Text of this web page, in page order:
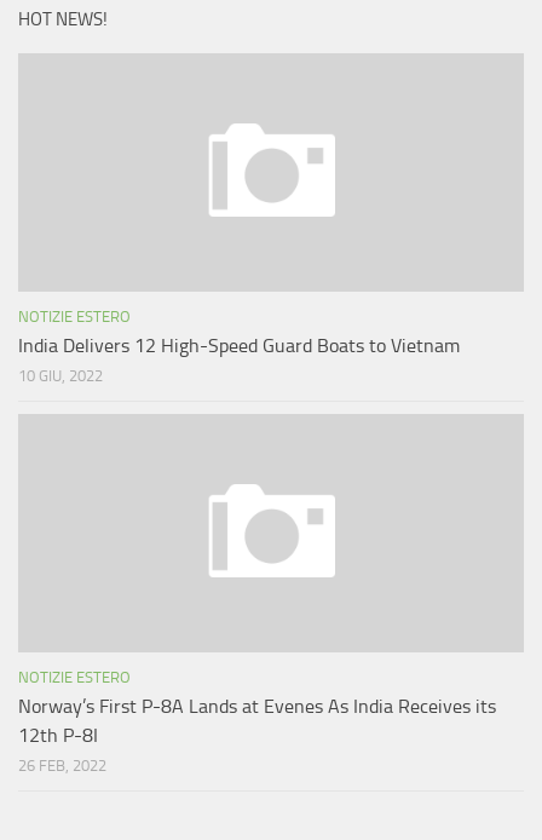
HOT NEWS!
NOTIZIE ESTERO
India Delivers 12 High-Speed Guard Boats to Vietnam
10 GIU, 2022
NOTIZIE ESTERO
Norway’s First P-8A Lands at Evenes As India Receives its
12th P-8I
26 FEB, 2022